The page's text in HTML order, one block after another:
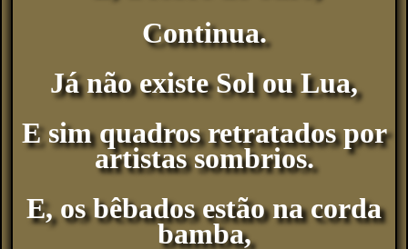
Continua.
Já não existe Sol ou Lua,
E sim quadros retratados por
artistas sombrios.
E, os bêbados estão na corda
bamba,